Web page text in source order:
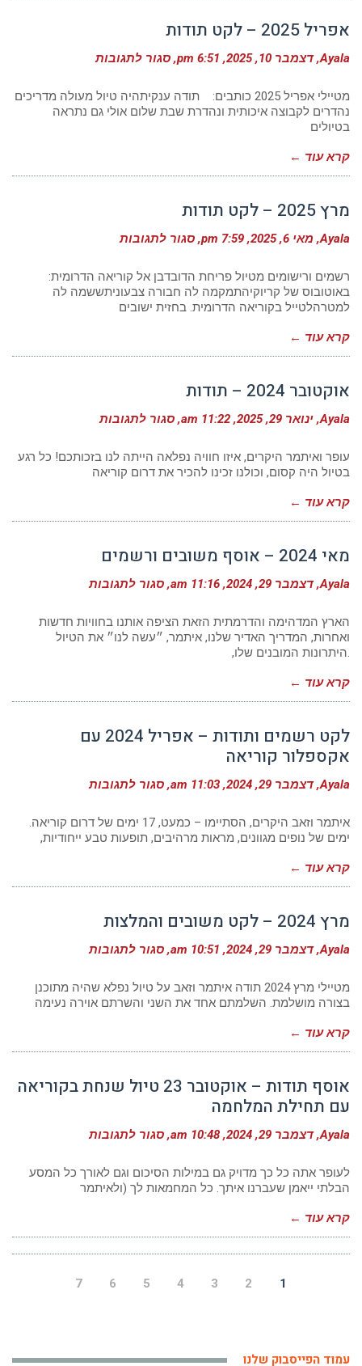
אפריל 2025 – לקט תודות
Ayala דצמבר 10, 2025 6:51 pm סגור לתגובותעל
–
לקט
תודות
מטיילי אפריל 2025 כותבים: תודה ענקיתהיה טיול מעולה מדריכים
נהדרים לקבוצה איכותית ונהדרת שבת שלום אולי גם נתראה
בטיולים
קרא עוד ←
מרץ 2025 – לקט תודות
Ayala מאי 6, 2025 7:59 pm סגור לתגובותעל
–
לקט
תודות
רשמים ורישומים מטיול פריחת הדובדבן אל קוריאה הדרומית:
באוטובוס של קריוקיהתמקמה לה חבורה צבעוניתששמה לה
למטרהלטייל בקוריאה הדרומית. בחזית ישובים
קרא עוד ←
אוקטובר 2024 – תודות
Ayala ינואר 29, 2025 11:22 am סגור לתגובותעל
–
תודות
עופר ואיתמר היקרים, איזו חוויה נפלאה הייתה לנו בזכותכם! כל רגע
בטיול היה קסום, וכולנו זכינו להכיר את דרום קוריאה
קרא עוד ←
מאי 2024 – אוסף משובים ורשמים
Ayala דצמבר 29, 2024 11:16 am סגור לתגובותעל
–
אוסף
משובים
הארץ המדהימה והדרמתית הזאת הציפה אותנו בחוויות חדשות
ואחרות, המדריך האדיר שלנו, איתמר, ״עשה לנו״ את הטיול
.היתרונות המובנים שלו,
קרא עוד ←
לקט רשמים ותודות – אפריל 2024 עם
אקספלור קוריאה
Ayala דצמבר 29, 2024 11:03 am סגור לתגובותעל
ותודות
–
אפריל
איתמר וזאב היקרים, הסתיימו – כמעט, 17 ימים של דרום קוריאה.
ימים של נופים מגוונים, מראות מרהיבים, תופעות טבע ייחודיות,
קרא עוד ←
מרץ 2024 – לקט משובים והמלצות
Ayala דצמבר 29, 2024 10:51 am סגור לתגובותעל
–
לקט
משובים
מטיילי מרץ 2024 תודה איתמר וזאב על טיול נפלא שהיה מתוכנן
בצורה מושלמת. השלמתם אחד את השני והשרתם אוירה נעימה
קרא עוד ←
אוסף תודות – אוקטובר 23 טיול שנחת בקוריאה
עם תחילת המלחמה
Ayala דצמבר 29, 2024 10:48 am סגור לתגובותעל
–
אוקטובר
23
תחילת
לעופר אתה כל כך מדויק גם במילות הסיכום וגם לאורך כל המסע
הבלתי ייאמן שעברנו איתך. כל המחמאות לך (ולאיתמר
קרא עוד ←
1
2
3
4
5
6
7
עמוד הפייסבוק שלנו